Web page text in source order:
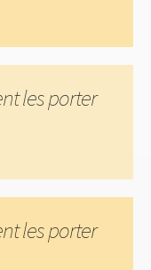
les porter
les porter